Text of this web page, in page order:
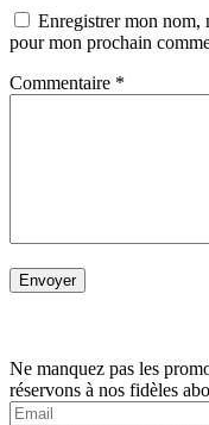
Enregistrer mon nom,
pour mon prochain
Commentaire *
Ne manquez pas les
réservons à nos fidèles